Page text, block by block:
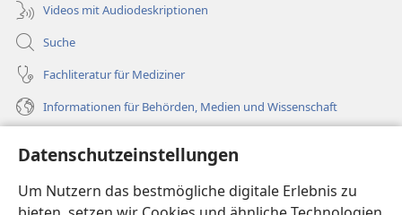
Datenschutzeinstellungen
Um Nutzern das bestmögliche digitale Erlebnis zu
Videos mit Audiodeskriptionen
Suche
Fachliteratur für Mediziner
Informationen für Behörden, Medien und Wissenschaft
Spenden
(öffnet
neues